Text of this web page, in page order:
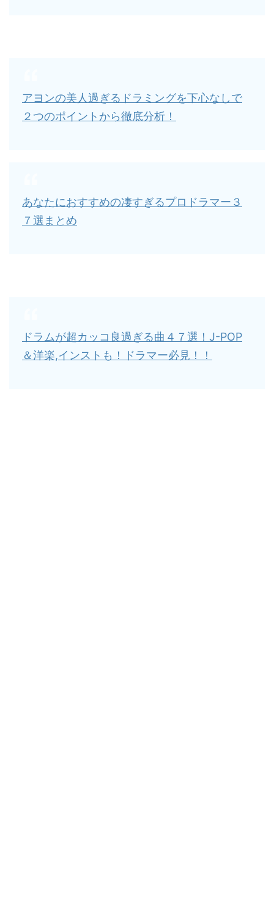
アヨンの美人過ぎるドラミングを下心なしで
２つのポイントから徹底分析！
あなたにおすすめの凄すぎるプロドラマー３
７選まとめ
ドラムが超カッコ良過ぎる曲４７選！J-POP
＆洋楽,インストも！ドラマー必見！！